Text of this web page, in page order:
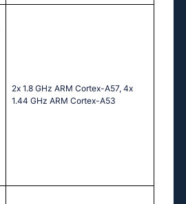
2х 1.8 GНz АRМ Соrtех-А57, 4х
1.44 GНz АRМ Соrtех-А53